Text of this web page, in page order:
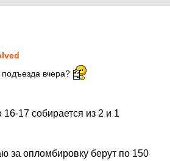
подъезда вчера?
17 собирается из 2 и 1
за опломбировку берут по 150